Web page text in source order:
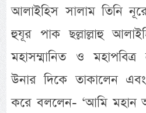
আলাইহিস সালাম তিনি
হুযূর পাক ছল্লাল্লাহু
মহাসম্মানিত ও
উনার দিকে তাকালেন
করে বললেন- ‘আমি মহান